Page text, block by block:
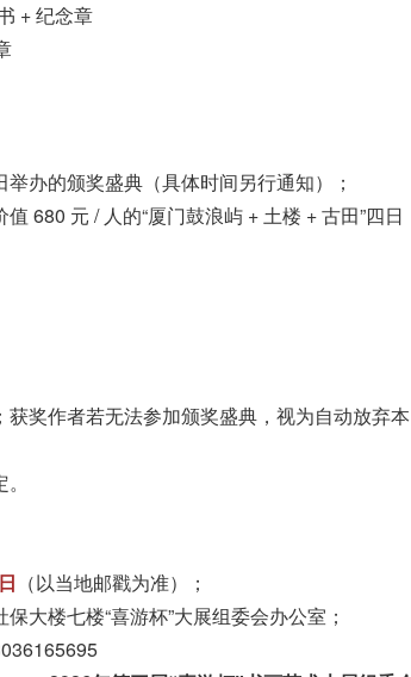
+ 纪念章
办的颁奖盛典（具体时间另行通知）；
680 元 / 人的“厦门鼓浪屿 + 土楼 + 古田”四日
奖作者若无法参加颁奖盛典，视为自动放弃本
（以当地邮戳为准）；
大楼七楼“喜游杯”大展组委会办公室；